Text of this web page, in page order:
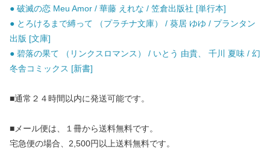
● 破滅の恋 Meu Amor / 華藤 えれな / 笠倉出版社 [単行本]
● とろけるまで縛って （プラチナ文庫） / 葵居 ゆゆ / プランタン
出版 [文庫]
● 碧落の果て （リンクスロマンス） / いとう 由貴、 千川 夏味 / 幻
冬舎コミックス [新書]
■通常２４時間以内に発送可能です。
■メール便は、１冊から送料無料です。
宅急便の場合、2,500円以上送料無料です。